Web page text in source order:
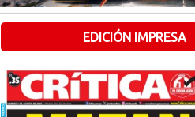
EDICIÓN IMPRESA